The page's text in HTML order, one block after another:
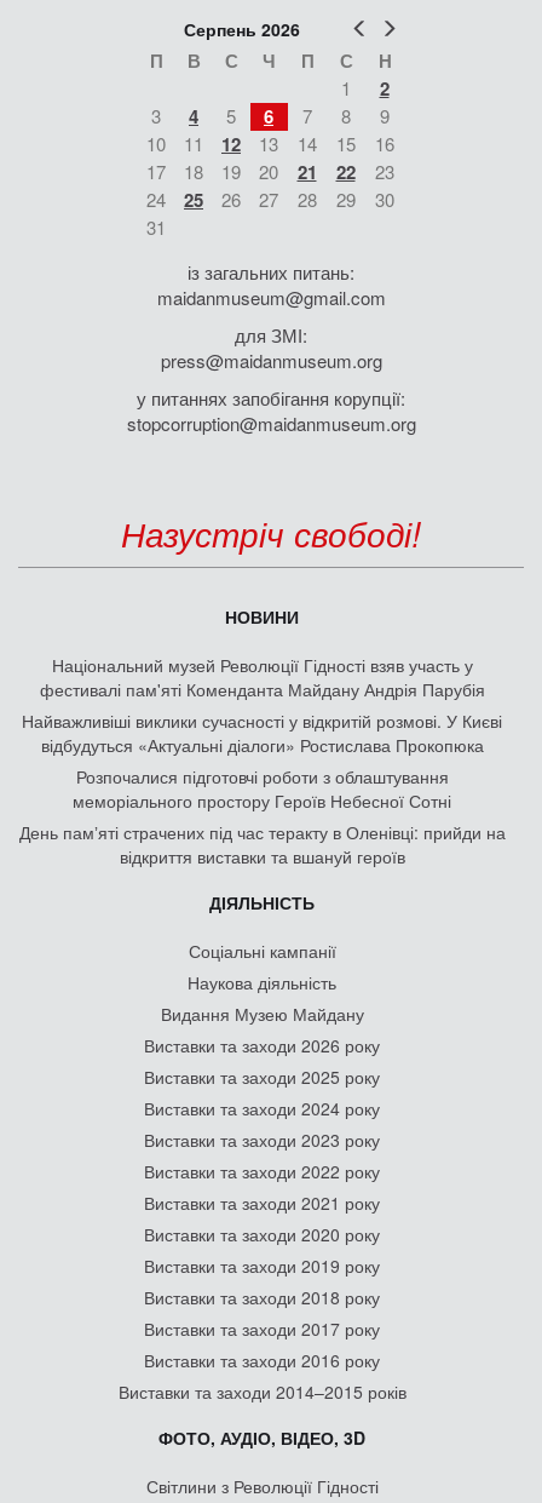
Попер
Серпень 2026
П В С Ч П С Н
1 2
3 4 5 6 7 8
9
10
11 12 13 14 15
16
17
18 19 20 21 22
23
24
25 26 27 28 29
30
31
із загальних питань:
maidanmuseum@gmail.com
для ЗМІ:
press@maidanmuseum.org
у питаннях запобігання корупції:
stopcorruption@maidanmuseum.org
Назустріч свободі!
НОВИНИ
Національний музей Революції Гідності взяв участь у
фестивалі пам'яті Коменданта Майдану Андрія Парубія
Найважливіші виклики сучасності у відкритій розмові. У Києві
відбудуться «Актуальні діалоги» Ростислава Прокопюка
Розпочалися підготовчі роботи з облаштування
меморіального простору Героїв Небесної Сотні
День памʼяті страчених під час теракту в Оленівці: прийди на
відкриття виставки та вшануй героїв
ДІЯЛЬНІСТЬ
Соціальні кампанії
Наукова діяльність
Видання Музею Майдану
Виставки та заходи 2026 року
Виставки та заходи 2025 року
Виставки та заходи 2024 року
Виставки та заходи 2023 року
Виставки та заходи 2022 року
Виставки та заходи 2021 року
Виставки та заходи 2020 року
Виставки та заходи 2019 року
Виставки та заходи 2018 року
Виставки та заходи 2017 року
Виставки та заходи 2016 року
Виставки та заходи 2014–2015 років
ФОТО, АУДІО, ВІДЕО, 3D
Світлини з Революції Гідності